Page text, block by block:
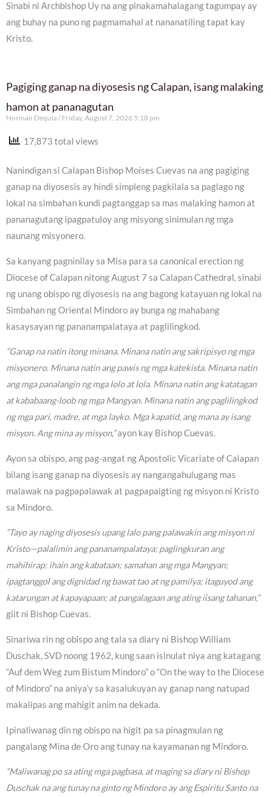
Sinabi ni Archbishop Uy na ang pinakamahalagang tagumpay ay
ang buhay na puno ng pagmamahal at nananatiling tapat kay
Kristo.
Pagiging ganap na diyosesis ng Calapan, isang malaking
hamon at pananagutan
Norman Dequia Friday, August 7, 2026 5:18 pm
17,873 total views
Nanindigan si Calapan Bishop Moises Cuevas na ang pagiging
ganap na diyosesis ay hindi simpleng pagkilala sa paglago ng
lokal na simbahan kundi pagtanggap sa mas malaking hamon at
pananagutang ipagpatuloy ang misyong sinimulan ng mga
naunang misyonero.
Sa kanyang pagninilay sa Misa para sa canonical erection ng
Diocese of Calapan nitong August 7 sa Calapan Cathedral, sinabi
ng unang obispo ng diyosesis na ang bagong katayuan ng lokal na
Simbahan ng Oriental Mindoro ay bunga ng mahabang
kasaysayan ng pananampalataya at paglilingkod.
“Ganap na natin itong minana. Minana natin ang sakripisyo ng mga
misyonero. Minana natin ang pawis ng mga katekista. Minana natin
ang mga panalangin ng mga lolo at lola. Minana natin ang katatagan
at kababaang-loob ng mga Mangyan. Minana natin ang paglilingkod
ng mga pari, madre, at mga layko. Mga kapatid, ang mana ay isang
misyon. Ang mina ay misyon,”ayon kay Bishop Cuevas.
Ayon sa obispo, ang pag-angat ng Apostolic Vicariate of Calapan
bilang isang ganap na diyosesis ay nangangahulugang mas
malawak na pagpapalawak at pagpapaigting ng misyon ni Kristo
sa Mindoro.
“Tayo ay naging diyosesis upang lalo pang palawakin ang misyon ni
Kristo—palalimin ang pananampalataya; paglingkuran ang
mahihirap; ihain ang kabataan; samahan ang mga Mangyan;
ipagtanggol ang dignidad ng bawat tao at ng pamilya; itaguyod ang
katarungan at kapayapaan; at pangalagaan ang ating iisang tahanan,”
giit ni Bishop Cuevas.
Sinariwa rin ng obispo ang tala sa diary ni Bishop William
Duschak, SVD noong 1962, kung saan isinulat niya ang katagang
“Auf dem Weg zum Bistum Mindoro” o “On the way to the Diocese
of Mindoro” na aniya’y sa kasalukuyan ay ganap nang natupad
makalipas ang mahigit anim na dekada.
Ipinaliwanag din ng obispo na higit pa sa pinagmulan ng
pangalang Mina de Oro ang tunay na kayamanan ng Mindoro.
“Maliwanag po sa ating mga pagbasa, at maging sa diary ni Bishop
Duschak na ang tunay na ginto ng Mindoro ay ang Espiritu Santo na